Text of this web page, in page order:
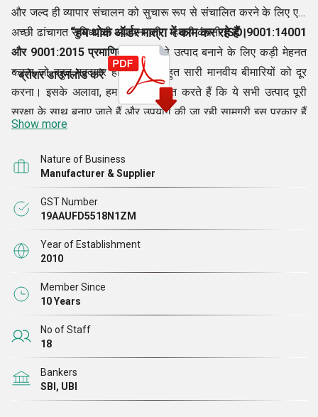
और जल्द ही व्यापार संचालन को सुचारू रूप से संचालित करने के लिए एक
अच्छी ढांचागत सुविधा की स्थापना की। हमारी कंपनीISO 9001:14001
और 9001:2015 प्रमाणितहै और ऐसे उत्पाद बनाने के लिए कड़ी मेहनत
करना जो बहुत मददगार हो सकते हैं बहुत सारी मानवीय बीमारियों को दूर
करना। इसके अलावा, हम यह सुनिश्चित करते हैं कि ये सभी उत्पाद पूरी
सुरक्षा के साथ बनाए जाते हैं और उपयोग की जा रही सामग्री इस प्रकार हैं
पूरी तरह से सुरक्षित। हम इसके अनुसार उत्पादों का निर्माण करते हैं WHO-
GMP के दिशानिर्देश और वैश्विक गुणवत्ता मानकों को बनाए रखना।
“हम थोक ऑर्डर मात्रा में काम कर रहे हैं।
”ब्रोशर डाउनलोड करें
Show more
Nature of Business
Manufacturer & Supplier
GST Number
19AAUFD5518N1ZM
Year of Establishment
2010
Member Since
10 Years
No of Staff
18
Bankers
SBI, UBI